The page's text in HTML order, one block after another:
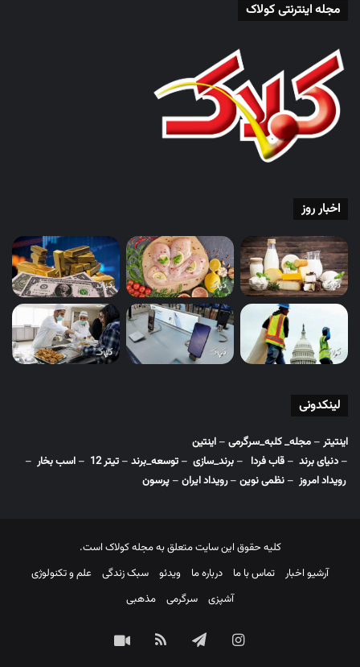
مجله اینترنتی کولاک
اخبار روز
لینکدونی
اینتیتر – مجله_ کلبه_سرگرمی – اینتین
– دنیای برند – قاب فردا – برند_سازی – توسعه_برند – تیتر 12 – اسب بخار –
رویداد امروز – نظمی نوین –رویداد ایران – پرسون
کلیه حقوق این سایت متعلق به مجله کولاک است.
آرشیو اخبار
تماس با ما درباره ما ویدئو سبک زندگی
علم و تکنولوژی
آشپزی
سرگرمی مذهبی
اینستاگرامتلگرامخوراک آپارات